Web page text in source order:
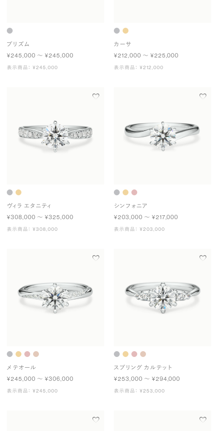
プリズム
¥245,000 〜 ¥245,000
表示商品： ¥245,000
カーサ
¥212,000 〜 ¥225,000
表示商品： ¥212,000
ヴィラ エタニティ
¥308,000 〜 ¥325,000
表示商品： ¥308,000
シンフォニア
¥203,000 〜 ¥217,000
表示商品： ¥203,000
メテオール
¥245,000 〜 ¥306,000
表示商品： ¥245,000
スプリング カルテット
¥253,000 〜 ¥294,000
表示商品： ¥253,000